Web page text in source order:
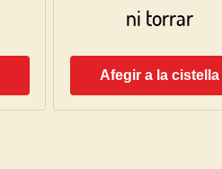
ni torrar
Afegir a la cistella